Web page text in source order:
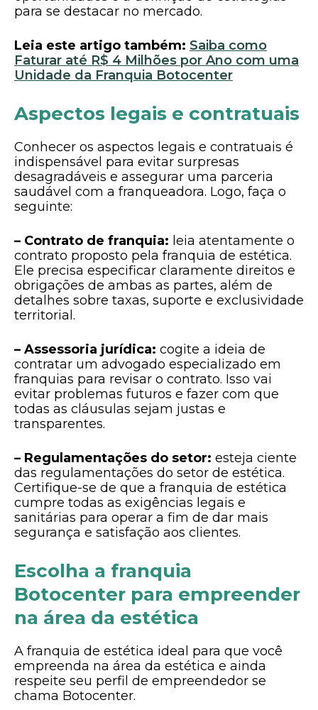
para se destacar no mercado.
Leia este artigo também: Saiba como
Faturar até R$ 4 Milhões por Ano com uma
Unidade da Franquia Botocenter
Aspectos legais e contratuais
Conhecer os aspectos legais e contratuais é
indispensável para evitar surpresas
desagradáveis e assegurar uma parceria
saudável com a franqueadora. Logo, faça o
seguinte:
– Contrato de franquia: leia atentamente o
contrato proposto pela franquia de estética.
Ele precisa especificar claramente direitos e
obrigações de ambas as partes, além de
detalhes sobre taxas, suporte e exclusividade
territorial.
– Assessoria jurídica: cogite a ideia de
contratar um advogado especializado em
franquias para revisar o contrato. Isso vai
evitar problemas futuros e fazer com que
todas as cláusulas sejam justas e
transparentes.
– Regulamentações do setor: esteja ciente
das regulamentações do setor de estética.
Certifique-se de que a franquia de estética
cumpre todas as exigências legais e
sanitárias para operar a fim de dar mais
segurança e satisfação aos clientes.
Escolha a franquia
Botocenter para empreender
na área da estética
A franquia de estética ideal para que você
empreenda na área da estética e ainda
respeite seu perfil de empreendedor se
chama Botocenter.